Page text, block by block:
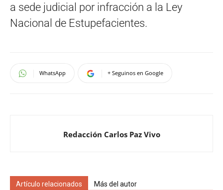
a sede judicial por infracción a la Ley
Nacional de Estupefacientes.
WhatsApp + Seguinos en Google
Redacción Carlos Paz Vivo
Artículo relacionados Más del autor